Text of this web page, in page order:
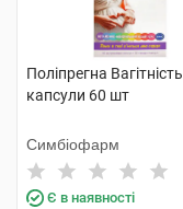
Поліпрегна Вагітність
капсули 60 шт
Симбіофарм
Є в наявності